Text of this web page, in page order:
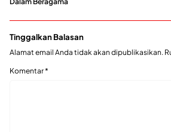
Tinggalkan Balasan
Alamat email Anda tidak akan dipublikasikan.
Komentar*